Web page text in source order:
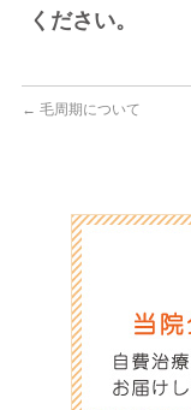
ください。
← 毛周期について